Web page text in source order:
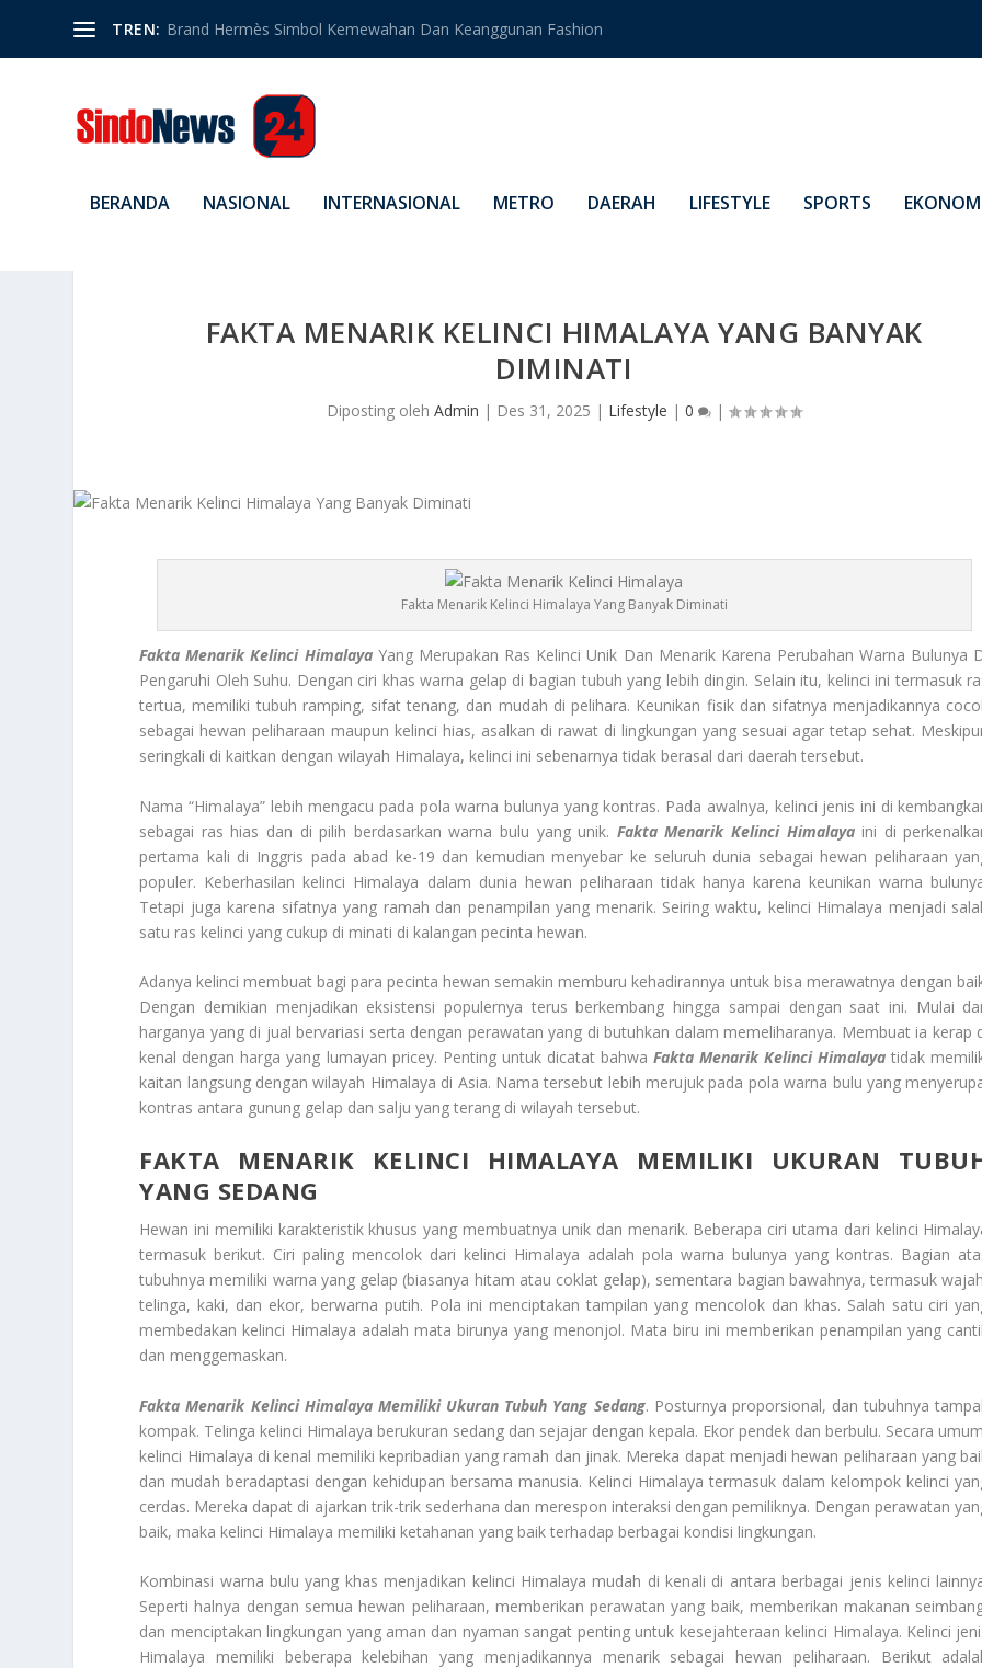
TREN: Brand Hermès Simbol Kemewahan Dan Keanggunan Fashion
BERANDA NASIONAL INTERNASIONAL METRO DAERAH LIFESTYLE SPORTS
FAKTA MENARIK KELINCI HIMALAYA YANG BANYAK
DIMINATI
Diposting olehAdmin | Des 31, 2025 | Lifestyle |0 |
Fakta Menarik Kelinci Himalaya Yang Banyak Diminati
Fakta Menarik Kelinci HimalayaYang Merupakan Ras Kelinci Unik Dan Menarik Karena Perubahan Warna Bulunya
Pengaruhi Oleh Suhu. Dengan ciri khas warna gelap di bagian tubuh yang lebih dingin. Selain itu, kelinci ini termasuk
tertua, memiliki tubuh ramping, sifat tenang, dan mudah di pelihara. Keunikan fisik dan sifatnya menjadikannya
sebagai hewan peliharaan maupun kelinci hias, asalkan di rawat di lingkungan yang sesuai agar tetap sehat.
seringkali di kaitkan dengan wilayah Himalaya, kelinci ini sebenarnya tidak berasal dari daerah tersebut.
Nama “Himalaya” lebih mengacu pada pola warna bulunya yang kontras. Pada awalnya, kelinci jenis ini di
sebagai ras hias dan di pilih berdasarkan warna bulu yang unik. Fakta Menarik Kelinci Himalayaini di
pertama kali di Inggris pada abad ke-19 dan kemudian menyebar ke seluruh dunia sebagai hewan peliharaan
populer. Keberhasilan kelinci Himalaya dalam dunia hewan peliharaan tidak hanya karena keunikan warna
Tetapi juga karena sifatnya yang ramah dan penampilan yang menarik. Seiring waktu, kelinci Himalaya menjadi
satu ras kelinci yang cukup di minati di kalangan pecinta hewan.
Adanya kelinci membuat bagi para pecinta hewan semakin memburu kehadirannya untuk bisa merawatnya dengan
Dengan demikian menjadikan eksistensi populernya terus berkembang hingga sampai dengan saat ini. Mulai
harganya yang di jual bervariasi serta dengan perawatan yang di butuhkan dalam memeliharanya. Membuat ia kerap
kenal dengan harga yang lumayan pricey. Penting untuk dicatat bahwa Fakta Menarik Kelinci Himalaya tidak
kaitan langsung dengan wilayah Himalaya di Asia. Nama tersebut lebih merujuk pada pola warna bulu yang
kontras antara gunung gelap dan salju yang terang di wilayah tersebut.
FAKTA MENARIK KELINCI HIMALAYA
MEMILIKI UKURAN
YANG SEDANG
Hewan ini memiliki karakteristik khusus yang membuatnya unik dan menarik. Beberapa ciri utama dari kelinci
termasuk berikut. Ciri paling mencolok dari kelinci Himalaya adalah pola warna bulunya yang kontras. Bagian
tubuhnya memiliki warna yang gelap (biasanya hitam atau coklat gelap), sementara bagian bawahnya, termasuk
telinga, kaki, dan ekor, berwarna putih. Pola ini menciptakan tampilan yang mencolok dan khas. Salah satu ciri
membedakan kelinci Himalaya adalah mata birunya yang menonjol. Mata biru ini memberikan penampilan yang
dan menggemaskan.
Fakta Menarik Kelinci Himalaya Memiliki Ukuran Tubuh Yang Sedang. Posturnya proporsional, dan tubuhnya
kompak. Telinga kelinci Himalaya berukuran sedang dan sejajar dengan kepala. Ekor pendek dan berbulu. Secara
kelinci Himalaya di kenal memiliki kepribadian yang ramah dan jinak. Mereka dapat menjadi hewan peliharaan yang
dan mudah beradaptasi dengan kehidupan bersama manusia. Kelinci Himalaya termasuk dalam kelompok kelinci
cerdas. Mereka dapat di ajarkan trik-trik sederhana dan merespon interaksi dengan pemiliknya. Dengan perawatan
baik, maka kelinci Himalaya memiliki ketahanan yang baik terhadap berbagai kondisi lingkungan.
Kombinasi warna bulu yang khas menjadikan kelinci Himalaya mudah di kenali di antara berbagai jenis kelinci
Seperti halnya dengan semua hewan peliharaan, memberikan perawatan yang baik, memberikan makanan
dan menciptakan lingkungan yang aman dan nyaman sangat penting untuk kesejahteraan kelinci Himalaya. Kelinci
Himalaya memiliki beberapa kelebihan yang menjadikannya menarik sebagai hewan peliharaan. Berikut